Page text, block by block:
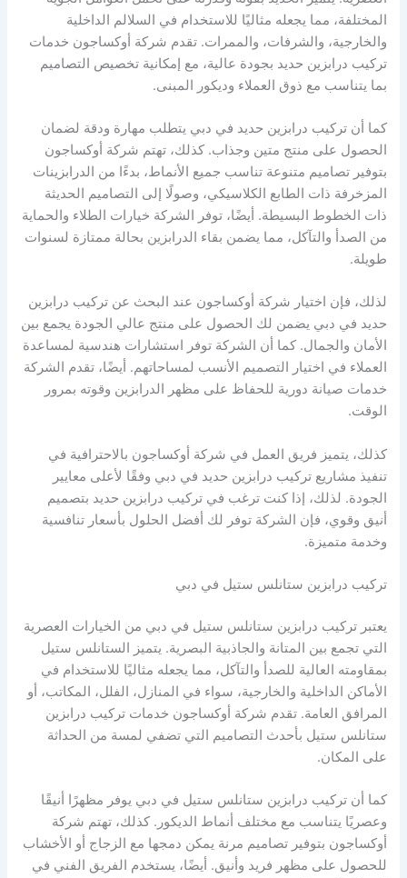
المختلفة، مما يجعله مثاليًا للاستخدام في السلالم الداخلية
والخارجية، والشرفات، والممرات. تقدم شركة أوكساجون خدمات
تركيب درابزين حديد بجودة عالية، مع إمكانية تخصيص التصاميم
بما يتناسب مع ذوق العملاء وديكور المبنى.
كما أن تركيب درابزين حديد في دبي يتطلب مهارة ودقة لضمان
الحصول على منتج متين وجذاب. كذلك، تهتم شركة أوكساجون
بتوفير تصاميم متنوعة تناسب جميع الأنماط، بدءًا من الدرابزينات
المزخرفة ذات الطابع الكلاسيكي، وصولًا إلى التصاميم الحديثة
ذات الخطوط البسيطة. أيضًا، توفر الشركة خيارات الطلاء والحماية
من الصدأ والتآكل، مما يضمن بقاء الدرابزين بحالة ممتازة لسنوات
طويلة.
لذلك، فإن اختيار شركة أوكساجون عند البحث عن تركيب درابزين
حديد في دبي يضمن لك الحصول على منتج عالي الجودة يجمع بين
الأمان والجمال. كما أن الشركة توفر استشارات هندسية لمساعدة
العملاء في اختيار التصميم الأنسب لمساحاتهم. أيضًا، تقدم الشركة
خدمات صيانة دورية للحفاظ على مظهر الدرابزين وقوته بمرور
الوقت.
كذلك، يتميز فريق العمل في شركة أوكساجون بالاحترافية في
تنفيذ مشاريع تركيب درابزين حديد في دبي وفقًا لأعلى معايير
الجودة. لذلك، إذا كنت ترغب في تركيب درابزين حديد بتصميم
أنيق وقوي، فإن الشركة توفر لك أفضل الحلول بأسعار تنافسية
وخدمة متميزة.
تركيب درابزين ستانلس ستيل في دبي
يعتبر تركيب درابزين ستانلس ستيل في دبي من الخيارات العصرية
التي تجمع بين المتانة والجاذبية البصرية. يتميز الستانلس ستيل
بمقاومته العالية للصدأ والتآكل، مما يجعله مثاليًا للاستخدام في
الأماكن الداخلية والخارجية، سواء في المنازل، الفلل، المكاتب، أو
المرافق العامة. تقدم شركة أوكساجون خدمات تركيب درابزين
ستانلس ستيل بأحدث التصاميم التي تضفي لمسة من الحداثة
على المكان.
كما أن تركيب درابزين ستانلس ستيل في دبي يوفر مظهرًا أنيقًا
وعصريًا يتناسب مع مختلف أنماط الديكور. كذلك، تهتم شركة
أوكساجون بتوفير تصاميم مرنة يمكن دمجها مع الزجاج أو الأخشاب
للحصول على مظهر فريد وأنيق. أيضًا، يستخدم الفريق الفني في